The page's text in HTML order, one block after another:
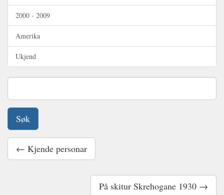
2000 - 2009
Amerika
Ukjend
← Kjende personar
På skitur Skrehogane 1930 →